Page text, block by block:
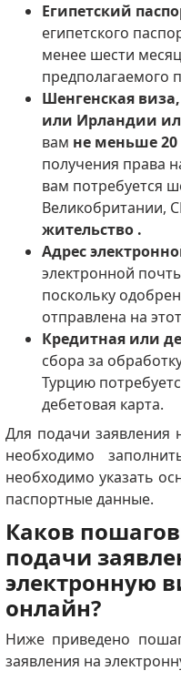
Египетский
египетского
менее шести
предполагаемого
Шенгенская
или Ирландии
вам не меньше 20
получения права
вам потребуется
Великобритании,
жительство .
Адрес
электронной
поскольку
отправлена на
Кредитная или
сбора за
Турцию
дебетовая карта.
Для подачи заявления
необходимо
необходимо указать
паспортные данные.
Каков
подачи
электронную
онлайн?
Ниже приведено
заявления на